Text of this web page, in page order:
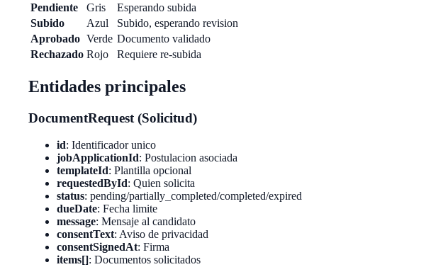
Pendiente
Gris
Esperando subida
Subido
Azul
Subido, esperando revision
Aprobado Verde Documento validado
Rechazado Rojo Requiere re-subida
Entidades principales
DocumentRequest (Solicitud)
id: Identificador unico
jobApplicationId: Postulacion asociada
templateId: Plantilla opcional
requestedById: Quien solicita
status: pending/partially_completed/completed/expired
dueDate: Fecha limite
message: Mensaje al candidato
consentText: Aviso de privacidad
consentSignedAt: Firma
items[]: Documentos solicitados